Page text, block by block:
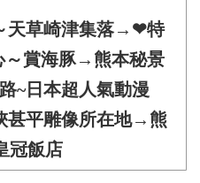
天草崎津集落→❤特
～賞海豚→熊本秘景
~日本超人氣動漫
甚平雕像所在地→熊
冠飯店